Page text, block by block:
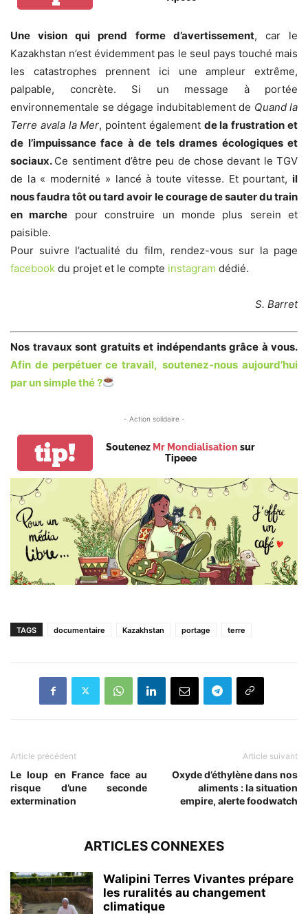
Une vision qui prend forme d’avertissement, car le
Kazakhstan n’est évidemment pas le seul pays touché mais
les catastrophes prennent ici une ampleur extrême,
palpable, concrète. Si un message à portée
environnementale se dégage indubitablement de Quand la
Terre avala la Mer, pointent également de la frustration et
de l’impuissance face à de tels drames écologiques et
sociaux. Ce sentiment d’être peu de chose devant le TGV
de la « modernité » lancé à toute vitesse. Et pourtant, il
nous faudra tôt ou tard avoir le courage de sauter du train
en marche pour construire un monde plus serein et
paisible.
Pour suivre l’actualité du film, rendez-vous sur la page
facebook du projet et le compte instagram dédié.
S. Barret
Nos travaux sont gratuits et indépendants grâce à vous.
Afin de perpétuer ce travail, soutenez-nous aujourd’hui
par un simple thé?
- Action solidaire -
tip! Soutenez Mr Mondialisation sur
Tipeee
TAGS documentaire Kazakhstan portage terre
Article précédent
Le loup en France face au
risque d’une seconde
extermination
Article suivant
Oxyde d’éthylène dans nos
aliments : la situation
empire, alerte foodwatch
ARTICLES CONNEXES
Walipini Terres Vivantes prépare
les ruralités au changement
climatique